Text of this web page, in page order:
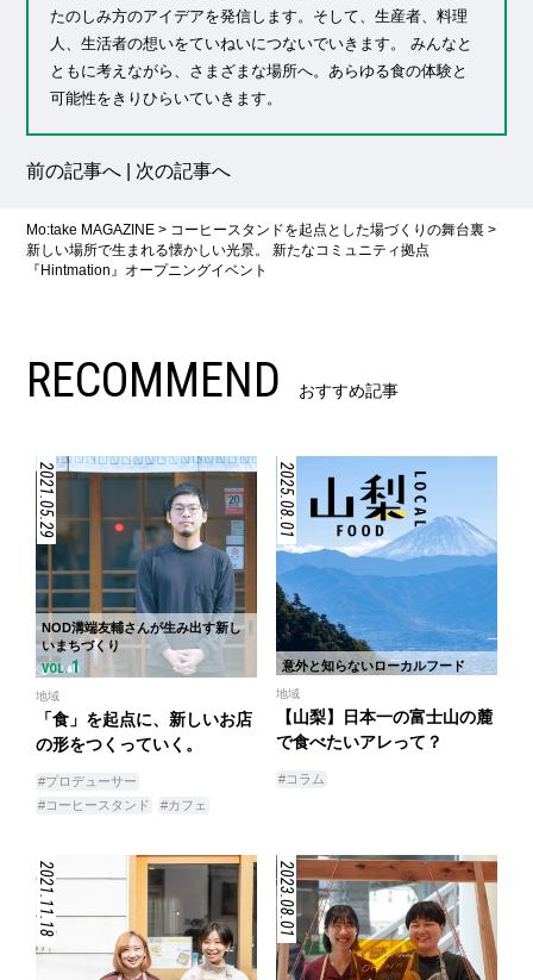
たのしみ方のアイデアを発信します。そして、生産者、料理
人、生活者の想いをていねいにつないでいきます。 みんなと
ともに考えながら、さまざまな場所へ。あらゆる食の体験と
可能性をきりひらいていきます。
前の記事へ 次の記事へ
Mo:take MAGAZINE > コーヒースタンドを起点とした場づくりの舞台裏 >
新しい場所で生まれる懐かしい光景。 新たなコミュニティ拠点
『Hintmation』オープニングイベント
RECOMMEND おすすめ記事
2021.05.29
NOD溝端友輔さんが生み出す新し
いまちづくり
VOL.1
地域
「食」を起点に、新しいお店
の形をつくっていく。
#プロデューサー
#コーヒースタンド
#カフェ
2025.08.01
意外と知らないローカルフード
地域
【山梨】日本一の富士山の麓
で食べたいアレって？
#コラム
2021.11.18 2023.08.01